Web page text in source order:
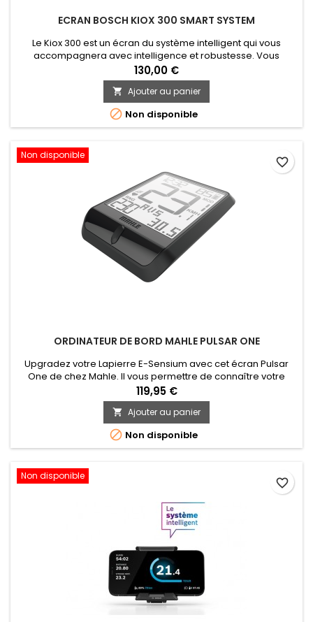
ECRAN BOSCH KIOX 300 SMART SYSTEM
Le Kiox 300 est un écran du système intelligent qui vous
accompagnera avec intelligence et robustesse. Vous
pouvez consulter l'heure d'arrivée, la distance et le temps
vous séparant de la destination, ainsi que l'autonomie
restante selon le mode d'assistance, grâce à l'utilisation des
commandes déportées.
130,00 €
 Ajouter au panier
 Non disponible
Non disponible
ORDINATEUR DE BORD MAHLE PULSAR ONE
Upgradez votre Lapierre E-Sensium avec cet écran Pulsar
One de chez Mahle. Il vous permettre de connaître votre
vitesse, autonomie et bien d'autres informations importantes
de votre monture.
119,95 €
 Ajouter au panier
 Non disponible
favorite_border
Non disponible
favorite_border